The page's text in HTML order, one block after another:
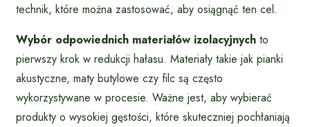
technik, które można zastosować, aby osiągnąć ten cel.
Wybór odpowiednich materiałów izolacyjnych to
pierwszy krok w redukcji hałasu. Materiały takie jak pianki
akustyczne, maty butylowe czy filc są często
wykorzystywane w procesie. Ważne jest, aby wybierać
produkty o wysokiej gęstości, które skuteczniej pochłaniają